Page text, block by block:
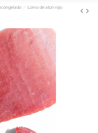
Lomo de atún rojo